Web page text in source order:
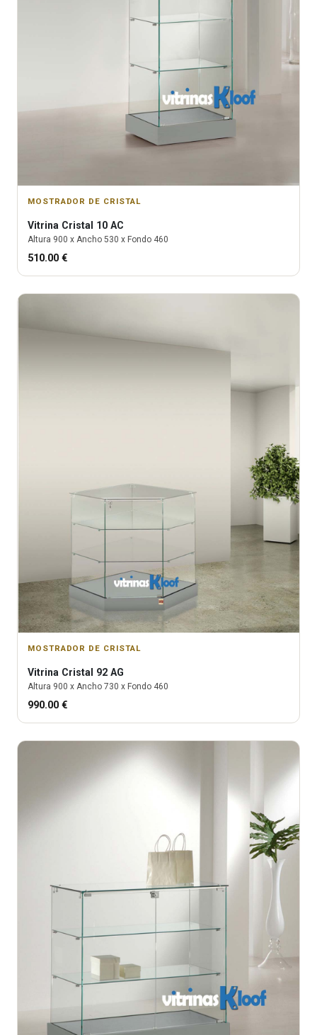
MOSTRADOR DE CRISTAL
Vitrina Cristal 10 AC
Altura 900 x Ancho 530 x Fondo 460
510.00 €
MOSTRADOR DE CRISTAL
Vitrina Cristal 92 AG
Altura 900 x Ancho 730 x Fondo 460
990.00 €